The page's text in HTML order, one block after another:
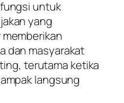
untuk
yang
dan masyarakat
terutama ketika
langsung